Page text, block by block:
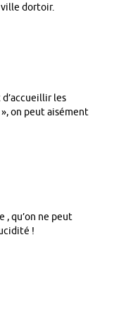
ville dortoir.
les
on peut aisément
, qu’on ne peut
!